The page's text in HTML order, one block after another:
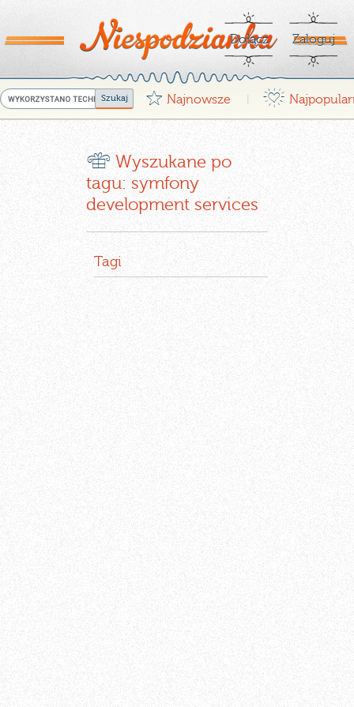
Dołącz Zaloguj
G Najnowsze ¤
r Wyszukane po
tagu: symfony
development services
Tagi